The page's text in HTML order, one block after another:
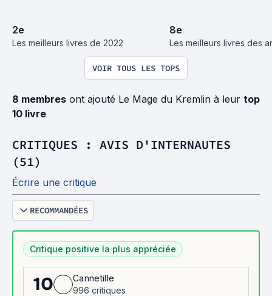
2e
Les meilleurs livres de 2022
8e
Les meilleurs livres des
VOIR TOUS LES TOPS
8 membres ont ajouté Le Mage du Kremlin à leur top
10 livre
CRITIQUES : AVIS D'INTERNAUTES
(51)
Écrire une critique
RECOMMANDÉES
Critique positive la plus appréciée
10
Cannetille
996 critiques